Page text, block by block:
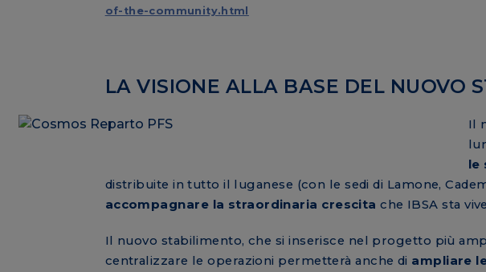
of-the-community.html
LA VISIONE ALLA BASE DEL NUOVO
Il
le
distribuite in tutto il luganese (con le sedi di Lamone,
accompagnare la straordinaria crescita che IBSA sta
Il nuovo stabilimento, che si inserisce nel progetto più
centralizzare le operazioni permetterà anche di ampliare